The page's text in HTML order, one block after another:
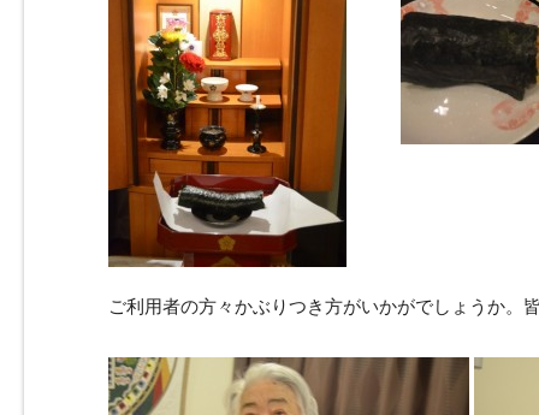
ご利用者の方々かぶりつき方がいかがでしょうか